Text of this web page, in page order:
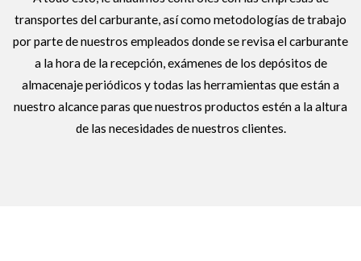
transportes del carburante, así como metodologías de trabajo
por parte de nuestros empleados donde se revisa el carburante
a la hora de la recepción, exámenes de los depósitos de
almacenaje periódicos y todas las herramientas que están a
nuestro alcance paras que nuestros productos estén a la altura
de las necesidades de nuestros clientes.